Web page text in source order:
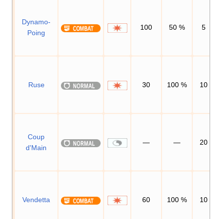
Dynamo-
Poing
100 50 % 5
Ruse 30 100 % 10
Coup
d'Main
— — 20
Vendetta 60 100 % 10